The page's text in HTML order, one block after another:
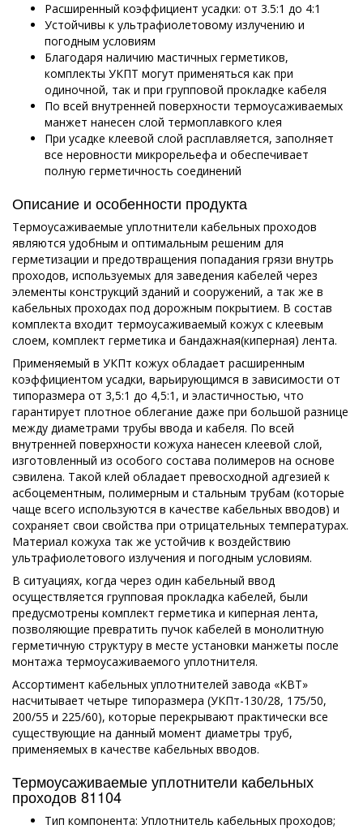
Расширенный коэффициент усадки: от 3.5:1 до 4:1
Устойчивы к ультрафиолетовому излучению и
погодным условиям
Благодаря наличию мастичных герметиков,
комплекты УКПТ могут применяться как при
одиночной, так и при групповой прокладке кабеля
По всей внутренней поверхности термоусаживаемых
манжет нанесен слой термоплавкого клея
При усадке клеевой слой расплавляется, заполняет
все неровности микрорельефа и обеспечивает
полную герметичность соединений
Описание и особенности продукта
Термоусаживаемые уплотнители кабельных проходов
являются удобным и оптимальным решеним для
герметизации и предотвращения попадания грязи внутрь
проходов, используемых для заведения кабелей через
элементы конструкций зданий и сооружений, а так же в
кабельных проходах под дорожным покрытием. В состав
комплекта входит термоусаживаемый кожух с клеевым
слоем, комплект герметика и бандажная(киперная) лента.
Применяемый в УКПт кожух обладает расширенным
коэффициентом усадки, варьирующимся в зависимости от
типоразмера от 3,5:1 до 4,5:1, и эластичностью, что
гарантирует плотное облегание даже при большой разнице
между диаметрами трубы ввода и кабеля. По всей
внутренней поверхности кожуха нанесен клеевой слой,
изготовленный из особого состава полимеров на основе
сэвилена. Такой клей обладает превосходной адгезией к
асбоцементным, полимерным и стальным трубам (которые
чаще всего используются в качестве кабельных вводов) и
сохраняет свои свойства при отрицательных температурах.
Материал кожуха так же устойчив к воздействию
ультрафиолетового излучения и погодным условиям.
В ситуациях, когда через один кабельный ввод
осуществляется групповая прокладка кабелей, были
предусмотрены комплект герметика и киперная лента,
позволяющие превратить пучок кабелей в монолитную
герметичную структуру в месте установки манжеты после
монтажа термоусаживаемого уплотнителя.
Ассортимент кабельных уплотнителей завода «КВТ»
насчитывает четыре типоразмера (УКПт-130/28, 175/50,
200/55 и 225/60), которые перекрывают практически все
существующие на данный момент диаметры труб,
применяемых в качестве кабельных вводов.
Термоусаживаемые уплотнители кабельных
проходов 81104
Тип компонента: Уплотнитель кабельных проходов;